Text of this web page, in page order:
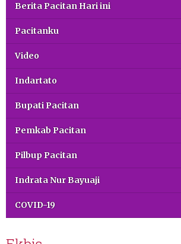
Berita Pacitan Hari ini
Pacitanku
Video
Indartato
Bupati Pacitan
Pemkab Pacitan
Pilbup Pacitan
Indrata Nur Bayuaji
COVID-19